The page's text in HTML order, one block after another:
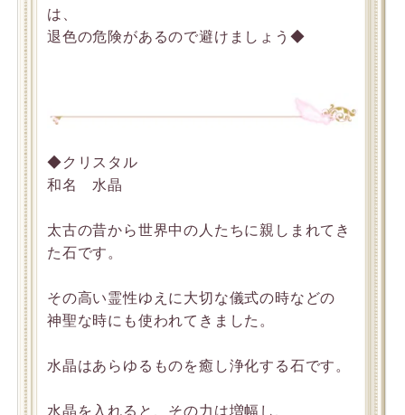
は、
退色の危険があるので避けましょう◆
◆クリスタル
和名 水晶
太古の昔から世界中の人たちに親しまれてき
た石です。
その高い霊性ゆえに大切な儀式の時などの
神聖な時にも使われてきました。
水晶はあらゆるものを癒し浄化する石です。
水晶を入れると、その力は増幅し、